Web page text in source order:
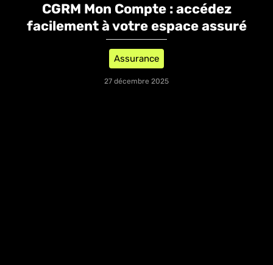
CGRM Mon Compte : accédez
facilement à votre espace assuré
Assurance
27 décembre 2025